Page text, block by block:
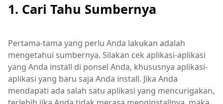
1. Cari Tahu Sumbernya
Pertama-tama yang perlu Anda lakukan adalah
mengetahui sumbernya. Silakan cek aplikasi-aplikasi
yang Anda install di ponsel Anda, khususnya aplikasi-
aplikasi yang baru saja Anda install. Jika Anda
mendapati ada salah satu aplikasi yang mencurigakan,